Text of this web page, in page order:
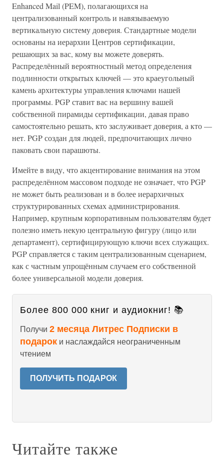
Enhanced Mail (PEM), полагающихся на
централизованный контроль и навязываемую
вертикальную систему доверия. Стандартные модели
основаны на иерархии Центров сертификации,
решающих за вас, кому вы можете доверять.
Распределённый вероятностный метод определения
подлинности открытых ключей — это краеугольный
камень архитектуры управления ключами нашей
программы. PGP ставит вас на вершину вашей
собственной пирамиды сертификации, давая право
самостоятельно решать, кто заслуживает доверия, а кто —
нет. PGP создан для людей, предпочитающих лично
паковать свои парашюты.
Имейте в виду, что акцентирование внимания на этом
распределённом массовом подходе не означает, что PGP
не может быть реализован и в более иерархичных
структурированных схемах администрирования.
Например, крупным корпоративным пользователям будет
полезно иметь некую центральную фигуру (лицо или
департамент), сертифицирующую ключи всех служащих.
PGP справляется с таким централизованным сценарием,
как с частным упрощённым случаем его собственной
более универсальной модели доверия.
Более 800 000 книг и аудиокниг! 📚
Получи 2 месяца Литрес Подписки в
подарок и наслаждайся неограниченным
чтением
ПОЛУЧИТЬ ПОДАРОК
Читайте также